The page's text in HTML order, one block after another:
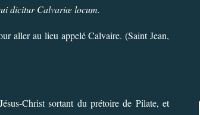
dicitur Calvariœ locum.
aller au lieu appelé Calvaire. (Saint Jean,
Christ sortant du prétoire de Pilate, et